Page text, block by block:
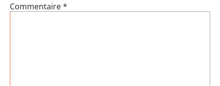
Commentaire*